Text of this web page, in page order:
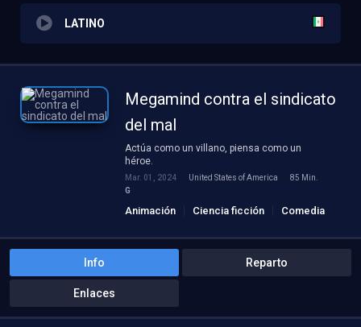
LATINO
Megamind contra el sindicato
del mal
Actúa como un villano, piensa como un
héroe.
Mar. 01, 2024 United States of America
85 Min.
G
Animación Ciencia ficción Comedia
Info Reparto
Enlaces